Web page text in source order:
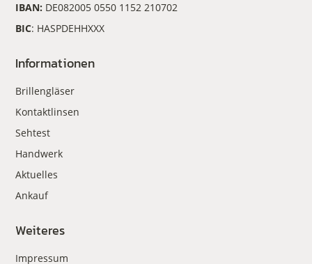
IBAN: DE082005 0550 1152 210702
BIC: HASPDEHHXXX
Informationen
Brillengläser
Kontaktlinsen
Sehtest
Handwerk
Aktuelles
Ankauf
Weiteres
Impressum